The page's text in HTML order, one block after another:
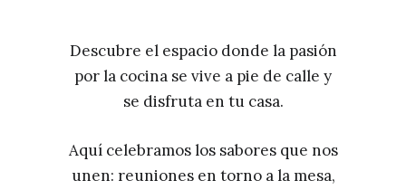
Descubre el espacio donde la pasión
por la cocina se vive a pie de calle y
se disfruta en tu casa.
Aquí celebramos los sabores que nos
unen: reuniones en torno a la mesa,